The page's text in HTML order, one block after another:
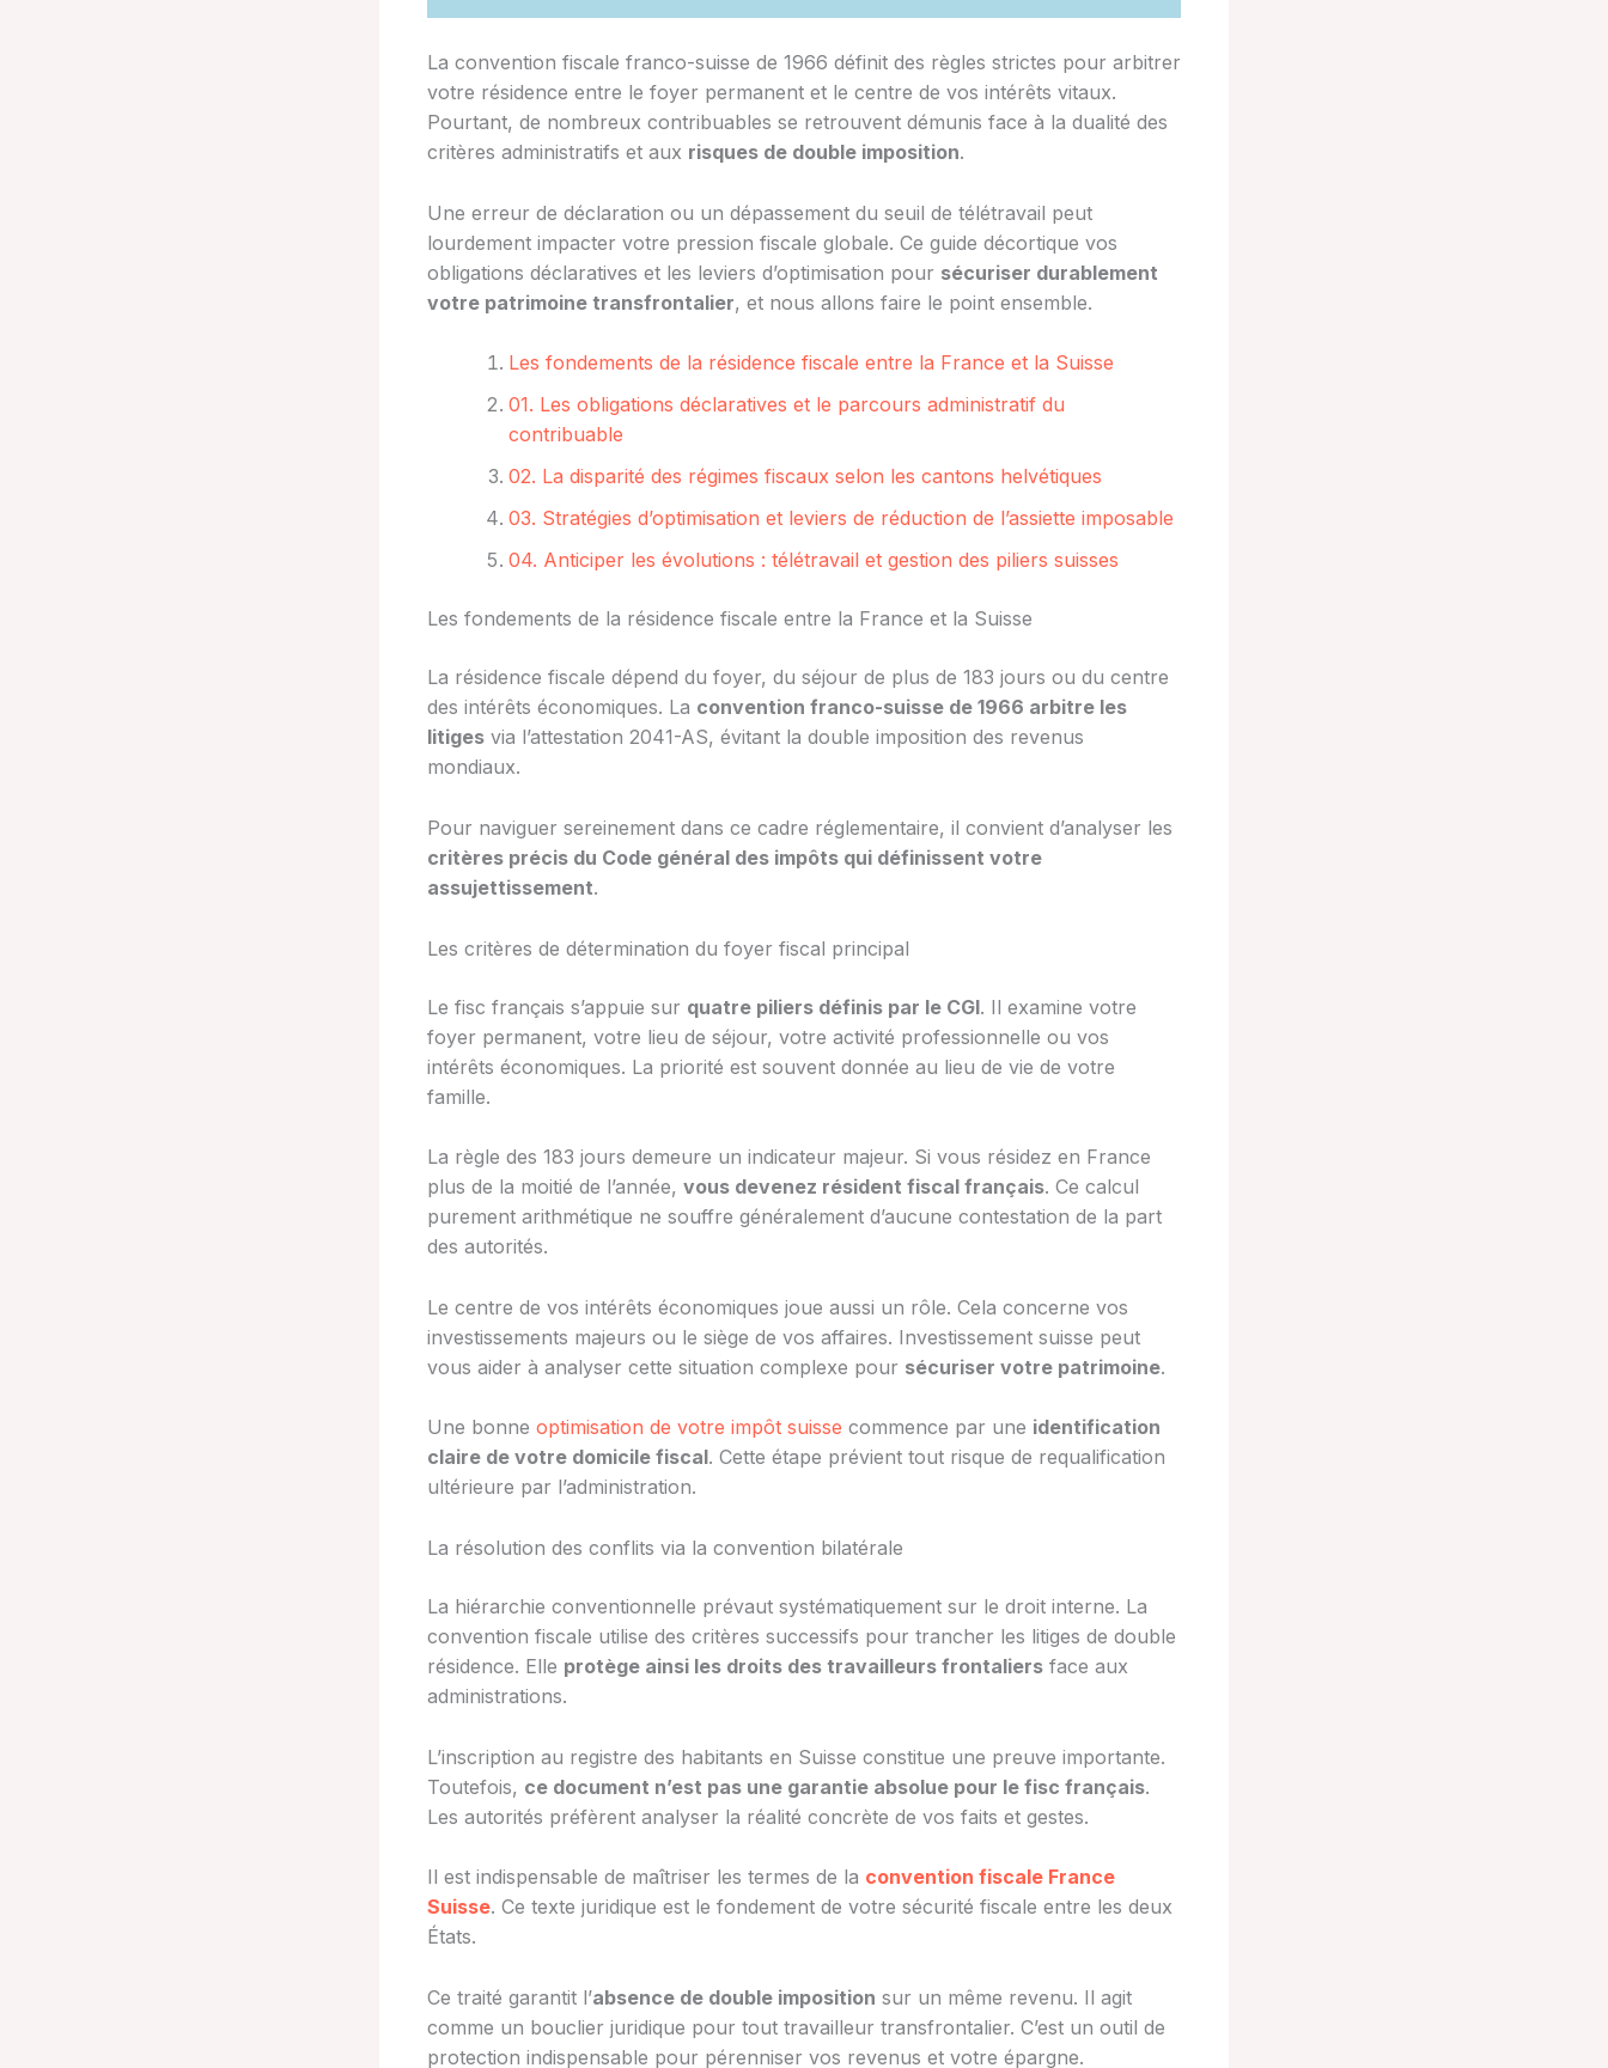
La convention fiscale franco-suisse de 1966 définit des règles strictes pour arbitrer
votre résidence entre le foyer permanent et le centre de vos intérêts vitaux.
Pourtant, de nombreux contribuables se retrouvent démunis face à la dualité des
critères administratifs et aux risques de double imposition.
Une erreur de déclaration ou un dépassement du seuil de télétravail peut
lourdement impacter votre pression fiscale globale. Ce guide décortique vos
obligations déclaratives et les leviers d’optimisation pour sécuriser durablement
votre patrimoine transfrontalier, et nous allons faire le point ensemble.
Les fondements de la résidence fiscale entre la France et la Suisse
01. Les obligations déclaratives et le parcours administratif du
contribuable
02. La disparité des régimes fiscaux selon les cantons helvétiques
03. Stratégies d’optimisation et leviers de réduction de l’assiette imposable
04. Anticiper les évolutions : télétravail et gestion des piliers suisses
Les fondements de la résidence fiscale entre la France et la Suisse
La résidence fiscale dépend du foyer, du séjour de plus de 183 jours ou du centre
des intérêts économiques. La convention franco-suisse de 1966 arbitre les
litiges via l’attestation 2041-AS, évitant la double imposition des revenus
mondiaux.
Pour naviguer sereinement dans ce cadre réglementaire, il convient d’analyser les
critères précis du Code général des impôts qui définissent votre
assujettissement.
Les critères de détermination du foyer fiscal principal
Le fisc français s’appuie sur quatre piliers définis par le CGI. Il examine votre
foyer permanent, votre lieu de séjour, votre activité professionnelle ou vos
intérêts économiques. La priorité est souvent donnée au lieu de vie de votre
famille.
La règle des 183 jours demeure un indicateur majeur. Si vous résidez en France
plus de la moitié de l’année, vous devenez résident fiscal français. Ce calcul
purement arithmétique ne souffre généralement d’aucune contestation de la part
des autorités.
Le centre de vos intérêts économiques joue aussi un rôle. Cela concerne vos
investissements majeurs ou le siège de vos affaires. Investissement suisse peut
vous aider à analyser cette situation complexe pour sécuriser votre patrimoine.
Une bonne optimisation de votre impôt suisse commence par une identification
claire de votre domicile fiscal. Cette étape prévient tout risque de requalification
ultérieure par l’administration.
La résolution des conflits via la convention bilatérale
La hiérarchie conventionnelle prévaut systématiquement sur le droit interne. La
convention fiscale utilise des critères successifs pour trancher les litiges de double
résidence. Elle protège ainsi les droits des travailleurs frontaliers face aux
administrations.
L’inscription au registre des habitants en Suisse constitue une preuve importante.
Toutefois, ce document n’est pas une garantie absolue pour le fisc français.
Les autorités préfèrent analyser la réalité concrète de vos faits et gestes.
Il est indispensable de maîtriser les termes de la convention fiscale France
Suisse. Ce texte juridique est le fondement de votre sécurité fiscale entre les deux
États.
Ce traité garantit l’absence de double imposition sur un même revenu. Il agit
comme un bouclier juridique pour tout travailleur transfrontalier. C’est un outil de
protection indispensable pour pérenniser vos revenus et votre épargne.